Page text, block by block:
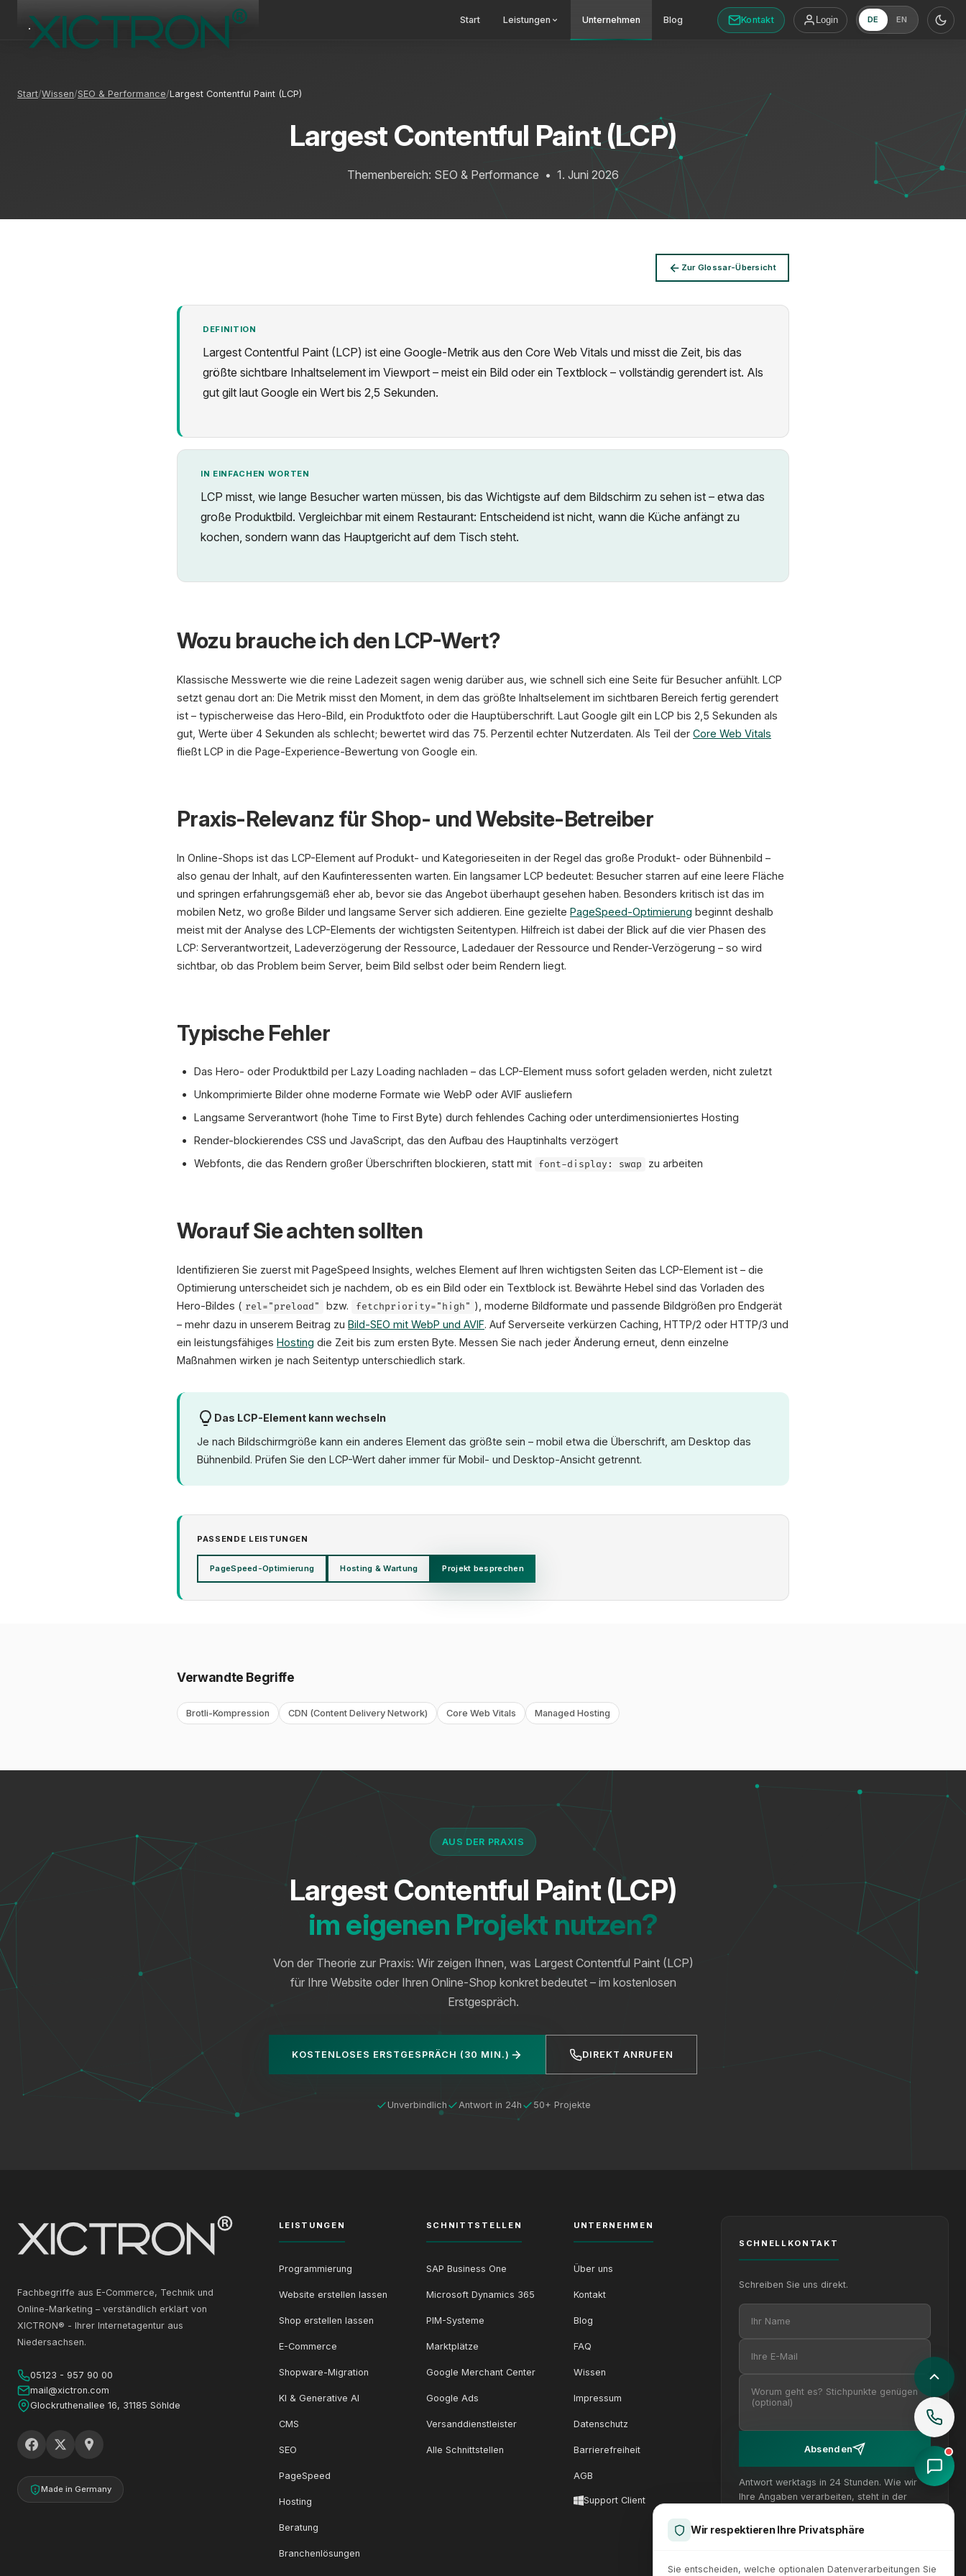
Start Leistungen Unternehmen Blog Kontakt Login DE EN
Start Wissen SEO & Performance Largest Contentful Paint (LCP)
Largest Contentful Paint (LCP)
Themenbereich: SEO & Performance • 1. Juni 2026
Zur Glossar-Übersicht
DEFINITION
Largest Contentful Paint (LCP) ist eine Google-Metrik aus den Core Web Vitals und misst die Zeit, bis das
größte sichtbare Inhaltselement im Viewport – meist ein Bild oder ein Textblock – vollständig gerendert ist. Als
gut gilt laut Google ein Wert bis 2,5 Sekunden.
IN EINFACHEN WORTEN
LCP misst, wie lange Besucher warten müssen, bis das Wichtigste auf dem Bildschirm zu sehen ist – etwa das
große Produktbild. Vergleichbar mit einem Restaurant: Entscheidend ist nicht, wann die Küche anfängt zu
kochen, sondern wann das Hauptgericht auf dem Tisch steht.
Wozu brauche ich den LCP-Wert?
Klassische Messwerte wie die reine Ladezeit sagen wenig darüber aus, wie schnell sich eine Seite für Besucher anfühlt. LCP
setzt genau dort an: Die Metrik misst den Moment, in dem das größte Inhaltselement im sichtbaren Bereich fertig gerendert
ist – typischerweise das Hero-Bild, ein Produktfoto oder die Hauptüberschrift. Laut Google gilt ein LCP bis 2,5 Sekunden als
gut, Werte über 4 Sekunden als schlecht; bewertet wird das 75. Perzentil echter Nutzerdaten. Als Teil der Core Web Vitals
fließt LCP in die Page-Experience-Bewertung von Google ein.
Praxis-Relevanz für Shop- und Website-Betreiber
In Online-Shops ist das LCP-Element auf Produkt- und Kategorieseiten in der Regel das große Produkt- oder Bühnenbild –
also genau der Inhalt, auf den Kaufinteressenten warten. Ein langsamer LCP bedeutet: Besucher starren auf eine leere Fläche
und springen erfahrungsgemäß eher ab, bevor sie das Angebot überhaupt gesehen haben. Besonders kritisch ist das im
mobilen Netz, wo große Bilder und langsame Server sich addieren. Eine gezielte PageSpeed-Optimierung beginnt deshalb
meist mit der Analyse des LCP-Elements der wichtigsten Seitentypen. Hilfreich ist dabei der Blick auf die vier Phasen des
LCP: Serverantwortzeit, Ladeverzögerung der Ressource, Ladedauer der Ressource und Render-Verzögerung – so wird
sichtbar, ob das Problem beim Server, beim Bild selbst oder beim Rendern liegt.
Typische Fehler
Das Hero- oder Produktbild per Lazy Loading nachladen – das LCP-Element muss sofort geladen werden, nicht zuletzt
Unkomprimierte Bilder ohne moderne Formate wie WebP oder AVIF ausliefern
Langsame Serverantwort (hohe Time to First Byte) durch fehlendes Caching oder unterdimensioniertes Hosting
Render-blockierendes CSS und JavaScript, das den Aufbau des Hauptinhalts verzögert
Webfonts, die das Rendern großer Überschriften blockieren, statt mit
font-display: swap zu arbeiten
Worauf Sie achten sollten
Identifizieren Sie zuerst mit PageSpeed Insights, welches Element auf Ihren wichtigsten Seiten das LCP-Element ist – die
Optimierung unterscheidet sich je nachdem, ob es ein Bild oder ein Textblock ist. Bewährte Hebel sind das Vorladen des
Hero-Bildes ( rel="preload" bzw. fetchpriority="high" ), moderne Bildformate und passende Bildgrößen pro Endgerät
– mehr dazu in unserem Beitrag zu Bild-SEO mit WebP und AVIF. Auf Serverseite verkürzen Caching, HTTP/2 oder HTTP/3 und
ein leistungsfähiges Hosting die Zeit bis zum ersten Byte. Messen Sie nach jeder Änderung erneut, denn einzelne
Maßnahmen wirken je nach Seitentyp unterschiedlich stark.
Das LCP-Element kann wechseln
Je nach Bildschirmgröße kann ein anderes Element das größte sein – mobil etwa die Überschrift, am Desktop das
Bühnenbild. Prüfen Sie den LCP-Wert daher immer für Mobil- und Desktop-Ansicht getrennt.
PASSENDE LEISTUNGEN
PageSpeed-Optimierung Hosting & Wartung Projekt besprechen
Verwandte Begriffe
Brotli-Kompression CDN (Content Delivery Network) Core Web Vitals Managed Hosting
AUS DER PRAXIS
Largest Contentful Paint (LCP)
im eigenen Projekt nutzen?
Von der Theorie zur Praxis: Wir zeigen Ihnen, was Largest Contentful Paint (LCP)
für Ihre Website oder Ihren Online-Shop konkret bedeutet – im kostenlosen
Erstgespräch.
KOSTENLOSES ERSTGESPRÄCH (30 MIN.) DIREKT ANRUFEN
Unverbindlich Antwort in 24h 50+ Projekte
Fachbegriffe aus E-Commerce, Technik und
Online-Marketing – verständlich erklärt von
XICTRON® - Ihrer Internetagentur aus
Niedersachsen.
05123 - 957 90 00
mail@xictron.com
Glockruthenallee 16, 31185 Söhlde
Made in Germany
LEISTUNGEN
Programmierung
Website erstellen lassen
Shop erstellen lassen
E-Commerce
Shopware-Migration
KI & Generative AI
CMS
SEO
PageSpeed
Hosting
Beratung
Branchenlösungen
SCHNITTSTELLEN
SAP Business One
Microsoft Dynamics 365
PIM-Systeme
Marktplätze
Google Merchant Center
Google Ads
Versanddienstleister
Alle Schnittstellen
UNTERNEHMEN
Über uns
Kontakt
Blog
FAQ
Wissen
Impressum
Datenschutz
Barrierefreiheit
AGB
Support Client
SCHNELLKONTAKT
Schreiben Sie uns direkt.
Ihr Name
Ihre E-Mail
Ihre Nachricht (optional)
Absenden
Antwort werktags in 24 Stunden. Wie wir
Ihre Angaben verarbeiten, steht in der
Wir respektieren Ihre Privatsphäre
Sie entscheiden, welche optionalen Datenverarbeitungen Sie
Datenschutz